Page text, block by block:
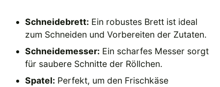
Schneidebrett: Ein robustes Brett ist ideal
zum Schneiden und Vorbereiten der Zutaten.
Schneidemesser: Ein scharfes Messer sorgt
für saubere Schnitte der Röllchen.
Spatel: Perfekt, um den Frischkäse